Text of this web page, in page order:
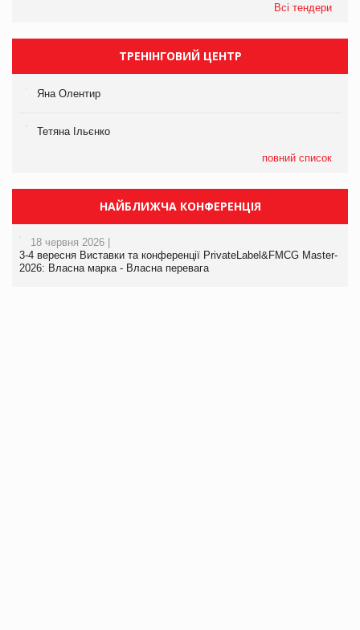
Всі тендери
ТРЕНІНГОВИЙ ЦЕНТР
Яна Олентир
Тетяна Ільєнко
повний список
НАЙБЛИЖЧА КОНФЕРЕНЦІЯ
18 червня 2026 |
3-4 вересня Виставки та конференції PrivateLabel&FMCG Master-
2026: Власна марка - Власна перевага